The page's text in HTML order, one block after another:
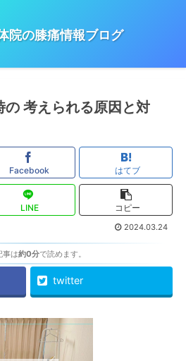
院の膝痛情報ブログ
の 考えられる原因と対
Facebook はてブ
LINE コピー
2024.03.24
事は約0分で読めます。
twitter